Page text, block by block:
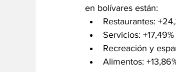
en bolívares están:
Restaurantes:
Servicios: +17,49%
Recreación y
Alimentos: